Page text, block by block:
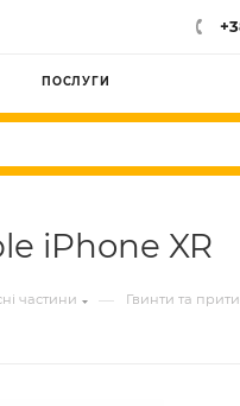
ПОСЛУГИ
iPhone XR
частини — Гвинти та